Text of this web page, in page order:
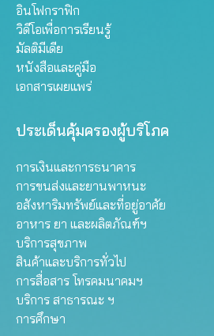
อินโฟกราฟิก
วิดีโอเพื่อการเรียนรู้
มัลติมีเดีย
หนังสือและคู่มือ
เอกสารเผยแพร่
ประเด็นคุ้มครองผู้บริโภค
การเงินและการธนาคาร
การขนส่งและยานพาหนะ
อสังหาริมทรัพย์และที่อยู่อาศัย
อาหาร ยา และผลิตภัณฑ์ฯ
บริการสุขภาพ
สินค้าและบริการทั่วไป
การสื่อสาร โทรคมนาคมฯ
บริการ สาธารณะ ฯ
การศึกษา